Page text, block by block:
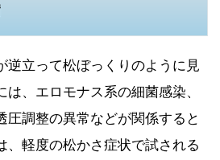
逆立って松ぼっくりのように見
は、エロモナス系の細菌感染、
圧調整の異常などが関係すると
、軽度の松かさ症状で試される